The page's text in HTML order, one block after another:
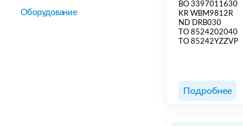
Оборудование
BO 3397011630
KR WBM9812R
ND DRB030
TO 8524202040
TO 85242YZZVP
Подробнее